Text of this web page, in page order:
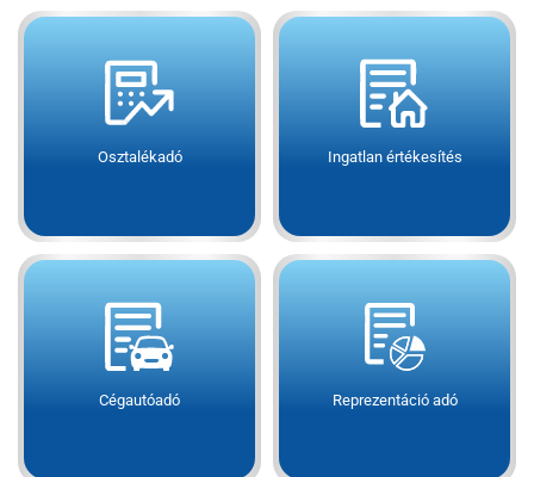
Osztalékadó Ingatlan értékesítés
Cégautóadó Reprezentáció adó